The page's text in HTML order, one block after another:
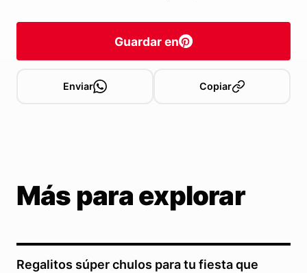
Guardar en
Enviar Copiar
Más para explorar
Regalitos súper chulos para tu fiesta que